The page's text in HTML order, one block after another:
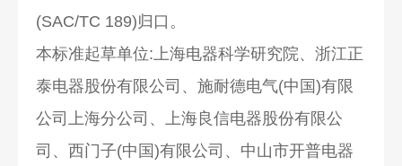
(SAC/TC 189)归口。
本标准起草单位:上海电器科学研究院、浙江正
泰电器股份有限公司、施耐德电气(中国)有限
公司上海分公司、上海良信电器股份有限公
司、西门子(中国)有限公司、中山市开普电器